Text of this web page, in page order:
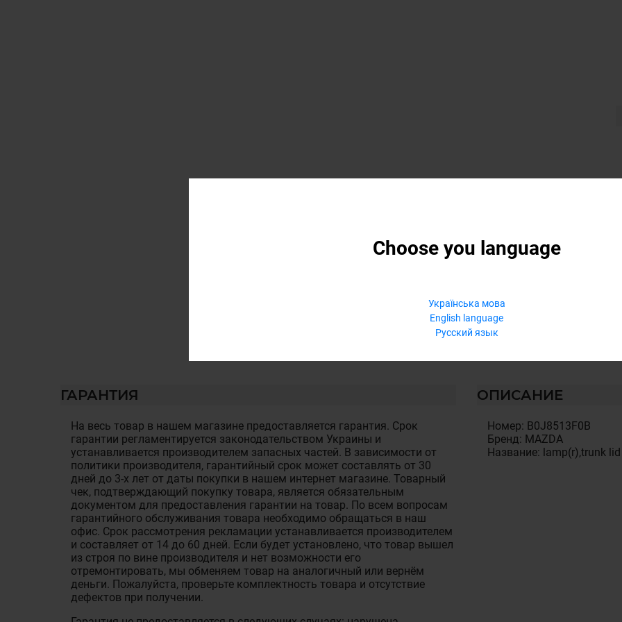
Choose you language
Українська мова
English language
Русский язык
ГАРАНТИЯ
На весь товар в нашем магазине предоставляется гарантия. Срок
гарантии регламентируется законодательством Украины и
устанавливается производителем запасных частей. В зависимости от
политики производителя, гарантийный срок может составлять от 30
дней до 3-х лет от даты покупки в нашем интернет магазине. Товарный
чек, подтверждающий покупку товара, является обязательным
документом для предоставления гарантии на товар. По всем вопросам
гарантийного обслуживания товара необходимо обращаться в наш
офис. Срок рассмотрения рекламации устанавливается производителем
и составляет от 14 до 60 дней. Если будет установлено, что товар вышел
из строя по вине производителя и нет возможности его
отремонтировать, мы обменяем товар на аналогичный или вернём
деньги. Пожалуйста, проверьте комплектность товара и отсутствие
дефектов при получении.
ОПИСАНИЕ
Номер: B0J8513F0B
Бренд: MAZDA
Название: lamp(r),trunk lid